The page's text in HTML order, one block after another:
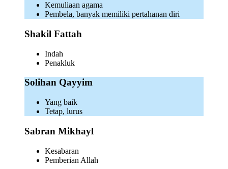
Kemuliaan agama
Pembela, banyak memiliki pertahanan diri
Shakil Fattah
Indah
Penakluk
Solihan Qayyim
Yang baik
Tetap, lurus
Sabran Mikhayl
Kesabaran
Pemberian Allah